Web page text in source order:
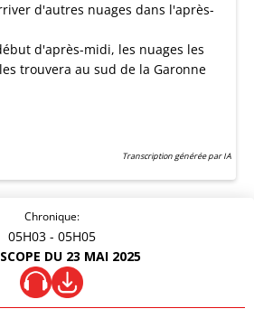
d'autres nuages dans l'après-
d'après-midi, les nuages les
trouvera au sud de la Garonne
Transcription générée par IA
Chronique:
05H03 - 05H05
DU 23 MAI 2025